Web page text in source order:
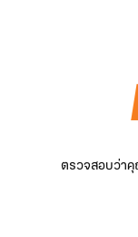
ตรวจสอบว่าคุ